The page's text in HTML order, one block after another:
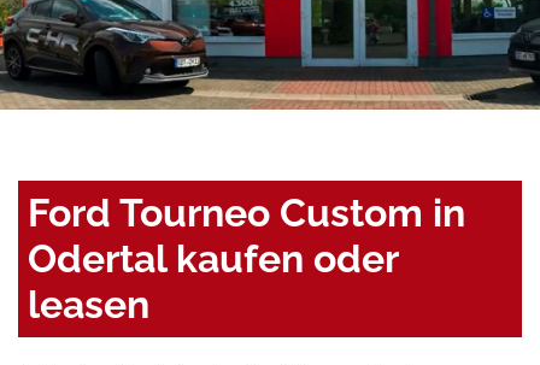
Ford Tourneo Custom in
Odertal kaufen oder
leasen